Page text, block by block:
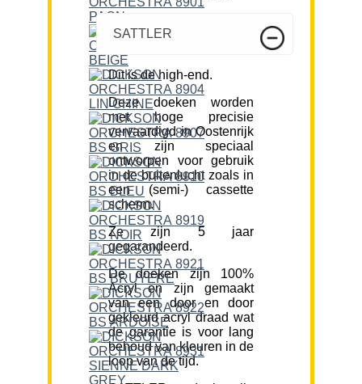
SATTLER
Dit is de high-end.
Deze doeken worden
met hoge precisie
vervaardigd in Oostenrijk
en zijn speciaal
ontworpen voor gebruik
in de buitenlucht zoals in
een (semi-) cassette
scherm.
Ze zijn 5 jaar
gegarandeerd.
De doeken zijn 100%
Acryl en zijn gemaakt
van een door en door
gekleurd acryl draad wat
de garantie is voor lang
behoud van kleuren in de
loop van de tijd.